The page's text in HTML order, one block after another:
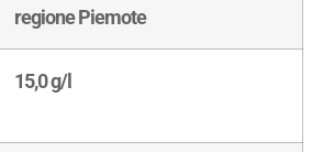
regione Piemote
15,0 g/l